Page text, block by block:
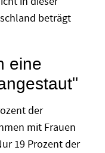
beträgt
eine
der
mit Frauen
19 Prozent der